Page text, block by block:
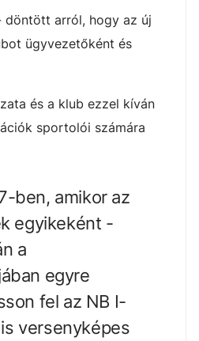
döntött arról, hogy az új
ügyvezetőként és
és a klub ezzel kíván
sportolói számára
ben, amikor az
egyikeként -
a
egyre
fel az NB I-
versenyképes